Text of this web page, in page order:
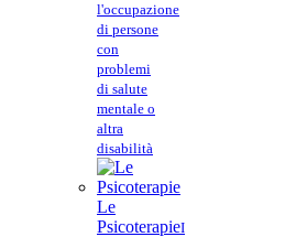
l'occupazione
di persone
con
problemi
di salute
mentale o
altra
disabilità
Le
PsicoterapieI